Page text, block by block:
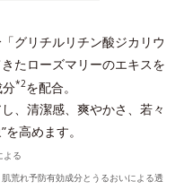
グリチルリチン酸ジカリウ
たローズマリーのエキスを
*2を配合。
、清潔感、爽やかさ、若々
高めます。
よる
荒れ予防有効成分とうるおいによる透